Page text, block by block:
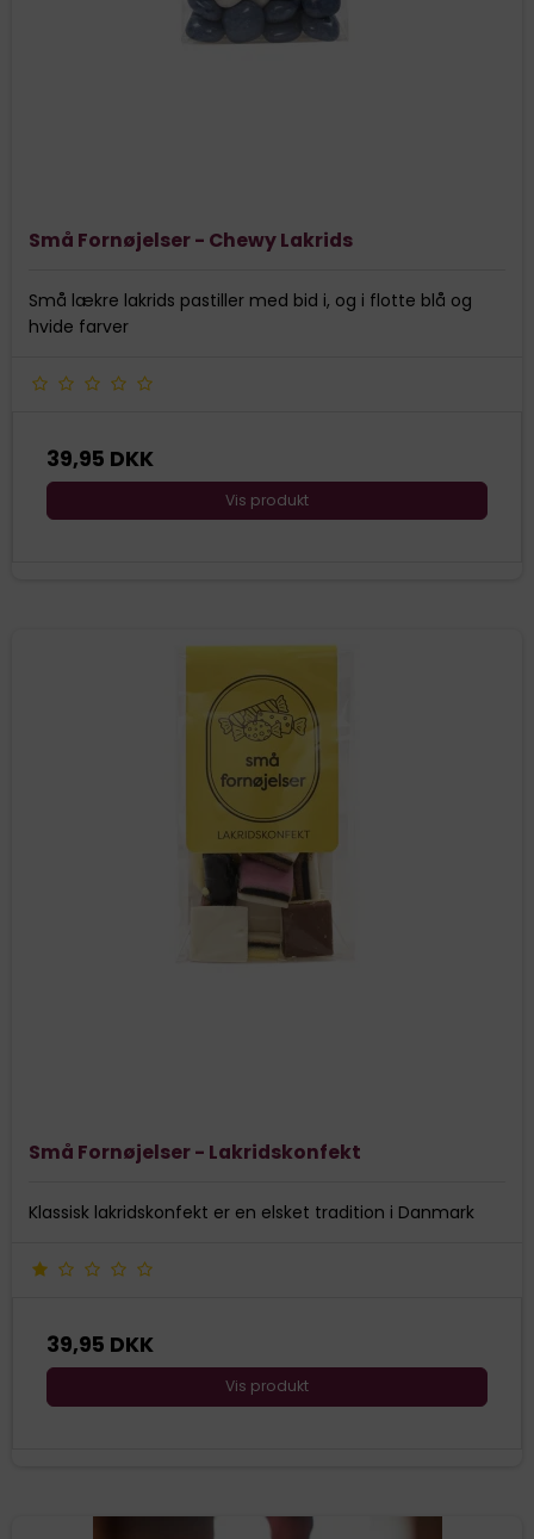
Små Fornøjelser - Chewy Lakrids
Små lækre lakrids pastiller med bid i, og i flotte blå og
hvide farver
39,95 DKK
Vis produkt
Små Fornøjelser - Lakridskonfekt
Klassisk lakridskonfekt er en elsket tradition i Danmark
39,95 DKK
Vis produkt